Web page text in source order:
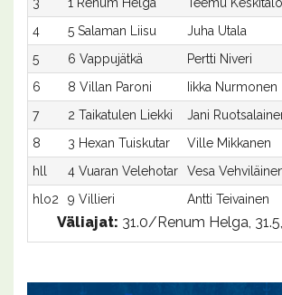
4
5 Salaman Liisu Juha Utala
5
6 Vappujätkä Pertti Niveri
6
8 Villan Paroni Iikka Nurmonen
7
2 Taikatulen Liekki Jani
8
3 Hexan Tuiskutar Ville Mikkanen
hll
4 Vuaran Velehotar Vesa
hlo2
9 Villieri Antti Teivainen
Väliajat: 31.0/Renum Helga,